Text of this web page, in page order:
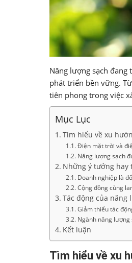
Năng lượng sạch
phát triển bền vững.
tiên phong trong việc
Mục Lục
Tìm hiểu về xu
Điện mặt trời và
Năng lượng sạch
Những ý tưởng hay
Doanh nghiệp là
Cộng đồng cùng
Tác động của năng
Giảm thiểu tác
Ngành năng
Kết luận
Tìm hiểu về xu